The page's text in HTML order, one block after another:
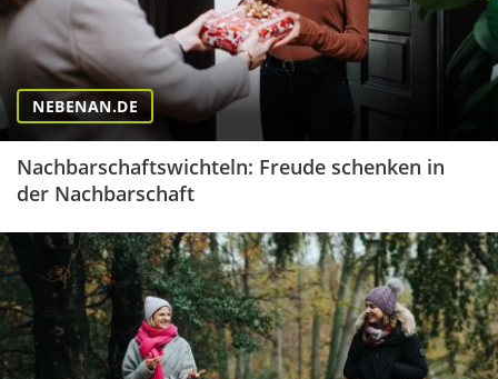
NEBENAN.DE
Nachbarschaftswichteln: Freude schenken in
der Nachbarschaft